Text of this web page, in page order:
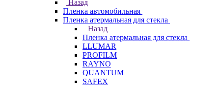
Назад
Пленка автомобильная
Пленка атермальная для стекла
Назад
Пленка атермальная для стекла
LLUMAR
PROFILM
RAYNO
QUANTUM
SAFEX